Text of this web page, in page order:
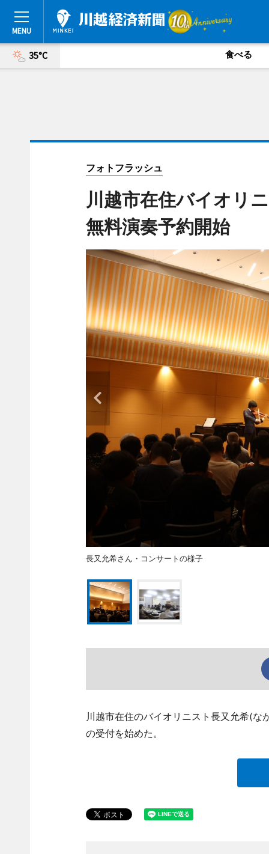
35°C 食べる
フォトフラッシュ
川越市在住バイオリ
無料演奏予約開始
長又允希さん・コンサートの様子
川越市在住のバイオリニスト長又允希(
の受付を始めた。